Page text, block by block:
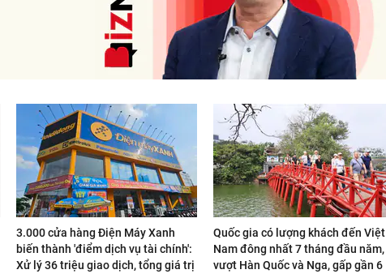
3.000 cửa hàng Điện Máy Xanh
biến thành 'điểm dịch vụ tài chính':
Xử lý 36 triệu giao dịch, tổng giá trị
Quốc gia có lượng khách đến Việt
Nam đông nhất 7 tháng đầu năm,
vượt Hàn Quốc và Nga, gấp gần 6